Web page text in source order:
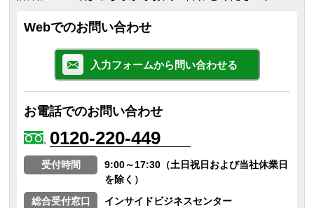
Webでのお問い合わせ
入力フォームから問い合わせる
お電話でのお問い合わせ
0120-220-449
受付時間
9:00～17:30（土日祝日および当社休業日
を除く）
総合受付窓口
インサイドビジネスセンター